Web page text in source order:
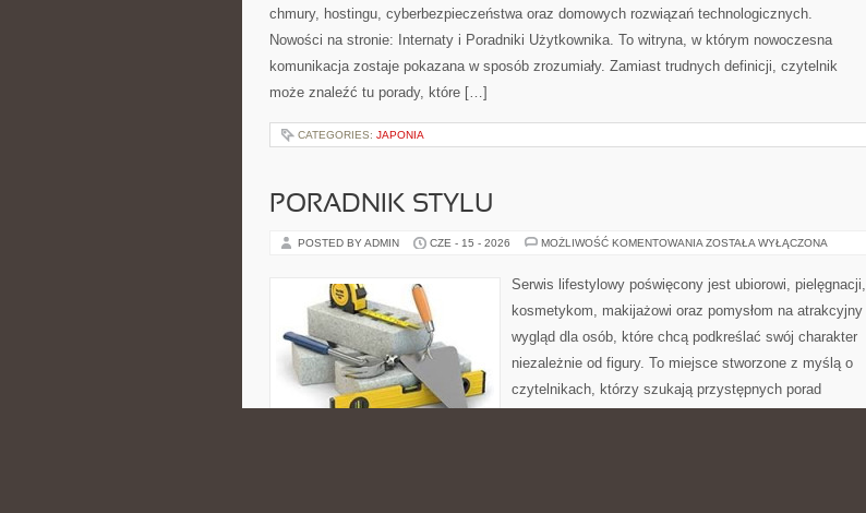
chmury, hostingu, cyberbezpieczeństwa oraz domowych rozwiązań technologicznych.
Nowości na stronie: Internaty i Poradniki Użytkownika. To witryna, w którym nowoczesna
komunikacja zostaje pokazana w sposób zrozumiały. Zamiast trudnych definicji, czytelnik
może znaleźć tu porady, które […]
CATEGORIES: JAPONIA
PORADNIK STYLU
POSTED BY ADMIN CZE - 15 - 2026 MOŻLIWOŚĆ KOMENTOWANIA PORADNIK
ZOSTAŁA WYŁĄCZONA
Serwis lifestylowy poświęcony jest ubiorowi, pielęgnacji,
kosmetykom, makijażowi oraz pomysłom na atrakcyjny
wygląd dla osób, które chcą podkreślać swój charakter
niezależnie od figury. To miejsce stworzone z myślą o
czytelnikach, którzy szukają przystępnych porad